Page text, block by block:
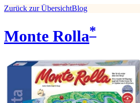
Zurück zur ÜbersichtBlog
Monte Rolla*